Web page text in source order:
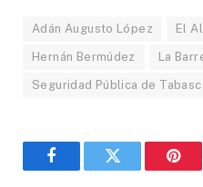
Adán Augusto López El
Hernán Bermúdez La
Seguridad Pública de
FacebookGorjeo